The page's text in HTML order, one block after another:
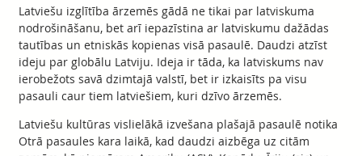
Latviešu izglītība ārzemēs gādā ne tikai par latviskuma
nodrošināšanu, bet arī iepazīstina ar latviskumu dažādas
tautības un etniskās kopienas visā pasaulē. Daudzi atzīst
ideju par globālu Latviju. Ideja ir tāda, ka latviskums nav
ierobežots savā dzimtajā valstī, bet ir izkaisīts pa visu
pasauli caur tiem latviešiem, kuri dzīvo ārzemēs.
Latviešu kultūras vislielākā izvešana plašajā pasaulē notika
Otrā pasaules kara laikā, kad daudzi aizbēga uz citām